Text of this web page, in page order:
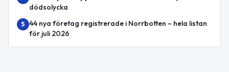
dödsolycka
5 44 nya företag registrerade i Norrbotten – hela listan
för juli 2026